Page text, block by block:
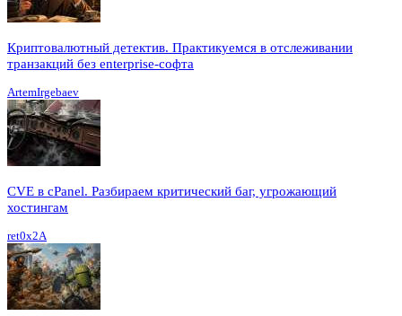
Криптовалютный детектив. Практикуемся в отслеживании
транзакций без enterprise-софта
ArtemIrgebaev
CVE в cPanel. Разбираем критический баг, угрожающий
хостингам
ret0x2A